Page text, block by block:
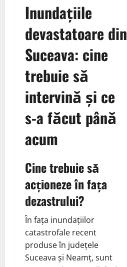
Inundațiile
devastatoare din
Suceava: cine
trebuie să
intervină și ce
s-a făcut până
acum
Cine trebuie să
acționeze în fața
dezastrului?
În fața inundațiilor
catastrofale recent
produse în județele
Suceava și Neamț, sunt